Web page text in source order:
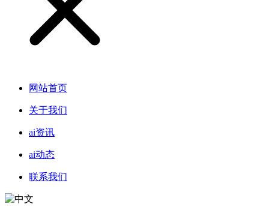
网站首页
关于我们
ai资讯
ai动态
联系我们